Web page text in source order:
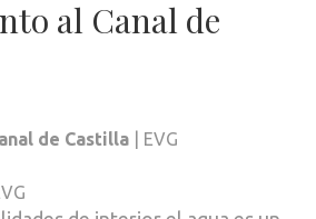
al Canal de
de Castilla | EVG